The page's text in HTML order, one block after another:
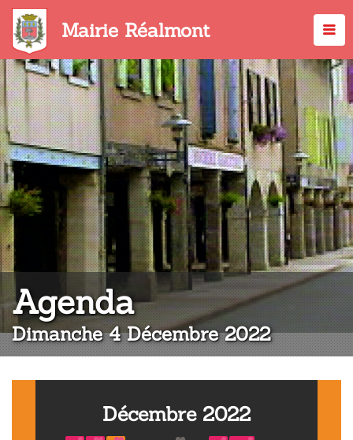
Aller
contenu
principal
Mairie Réalmont
Agenda:
Dimanche 4 Décembre 2022
Décembre 2022